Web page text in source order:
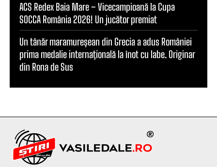
ACS Redex Baia Mare – Vicecampioană la Cupa
SOCCA România 2026! Un jucător premiat
Un tânăr maramureșean din Grecia a adus României
prima medalie internațională la înot cu labe. Originar
din Rona de Sus